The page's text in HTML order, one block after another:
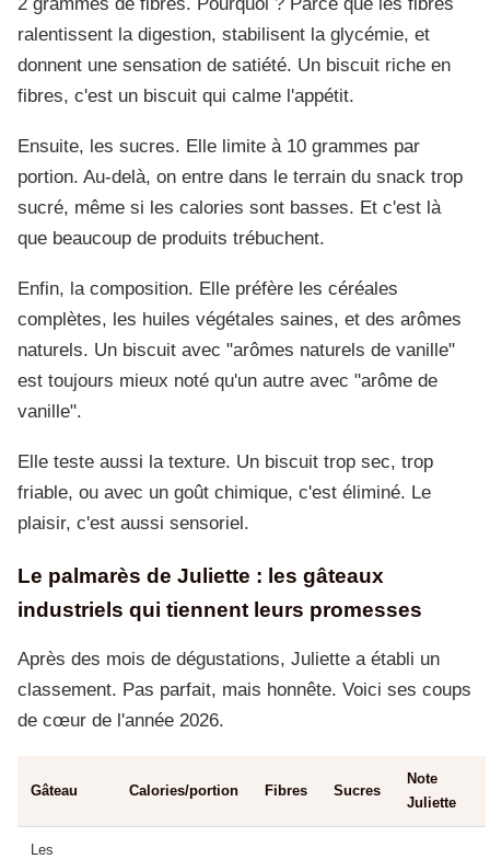
ralentissent la digestion, stabilisent la glycémie, et
donnent une sensation de satiété. Un biscuit riche en
fibres, c'est un biscuit qui calme l'appétit.
Ensuite, les sucres. Elle limite à 10 grammes par
portion. Au-delà, on entre dans le terrain du snack trop
sucré, même si les calories sont basses. Et c'est là
que beaucoup de produits trébuchent.
Enfin, la composition. Elle préfère les céréales
complètes, les huiles végétales saines, et des arômes
naturels. Un biscuit avec "arômes naturels de vanille"
est toujours mieux noté qu'un autre avec "arôme de
vanille".
Elle teste aussi la texture. Un biscuit trop sec, trop
friable, ou avec un goût chimique, c'est éliminé. Le
plaisir, c'est aussi sensoriel.
Le palmarès de Juliette : les gâteaux
industriels qui tiennent leurs promesses
Après des mois de dégustations, Juliette a établi un
classement. Pas parfait, mais honnête. Voici ses coups
de cœur de l'année 2026.
Gâteau Calories/portion Fibres Sucres
Note
Juliette
Les